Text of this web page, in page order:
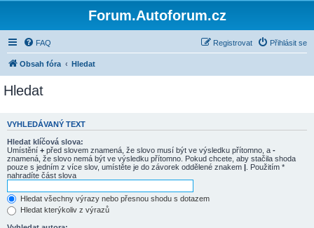
Forum.Autoforum.cz
FAQ Přihlásit se
Registrovat
Obsah fóra Hledat
Hledat
VYHLEDÁVANÝ TEXT
Hledat klíčová slova:
Umístění + před slovem znamená, že slovo musí být ve výsledku přítomno, a -
znamená, že slovo nemá být ve výsledku přítomno. Pokud chcete, aby stačila shoda
pouze s jedním z více slov, umístěte je do závorek oddělené znakem | . Použitím *
nahradíte část slova
Hledat všechny výrazy nebo přesnou shodu s dotazem
Hledat kterýkoliv z výrazů